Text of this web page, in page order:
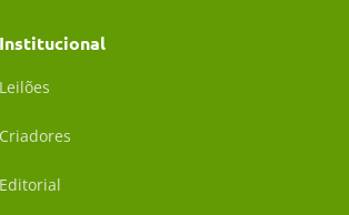
Institucional
Leilões
Criadores
Editorial